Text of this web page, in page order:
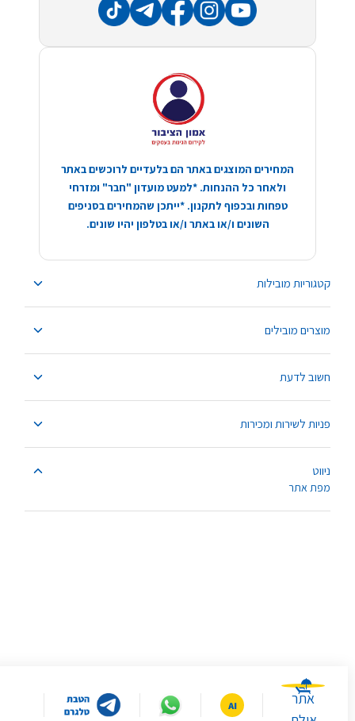
קטגוריות מובילות
מוצרים מובילים
חשוב לדעת
פניות לשירות ומכירות
ניווט
מפת אתר
המחירים המוצגים באתר הם בלעדיים לרוכשים באתר
ולאחר כל ההנחות. *למעט מועדון "חבר" ומזרחי
טפחות ובכפוף לתקנון. *ייתכן שהמחירים בסניפים
השונים ו/או באתר ו/או בטלפון יהיו שונים.
אתר